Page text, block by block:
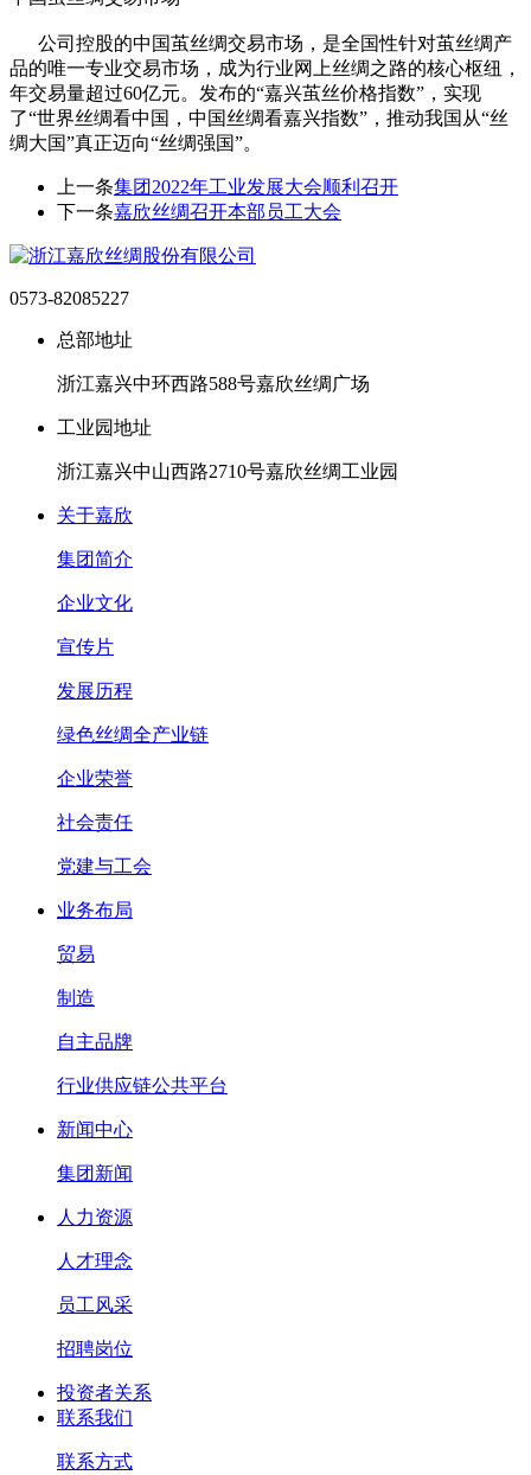
公司控股的中国茧丝绸交易市场，是全国性针对茧丝绸产
品的唯一专业交易市场，成为行业网上丝绸之路的核心枢纽，
年交易量超过60亿元。发布的“嘉兴茧丝价格指数”，实现
了“世界丝绸看中国，中国丝绸看嘉兴指数”，推动我国从“丝
绸大国”真正迈向“丝绸强国”。
上一条集团2022年工业发展大会顺利召开
下一条嘉欣丝绸召开本部员工大会
0573-82085227
总部地址
浙江嘉兴中环西路588号嘉欣丝绸广场
工业园地址
浙江嘉兴中山西路2710号嘉欣丝绸工业园
关于嘉欣
集团简介
企业文化
宣传片
发展历程
绿色丝绸全产业链
企业荣誉
社会责任
党建与工会
业务布局
贸易
制造
自主品牌
行业供应链公共平台
新闻中心
集团新闻
人力资源
人才理念
员工风采
招聘岗位
投资者关系
联系我们
联系方式